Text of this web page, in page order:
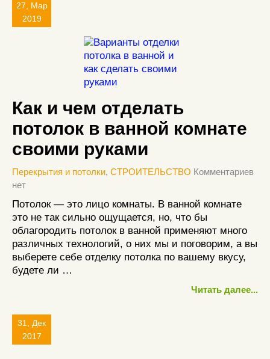
27, Мар
2019
Как и чем отделать
потолок в ванной комнате
своими руками
Перекрытия и потолки, СТРОИТЕЛЬСТВО Комментариев
нет
Потолок — это лицо комнаты. В ванной комнате
это не так сильно ощущается, но, что бы
облагородить потолок в ванной применяют много
различных технологий, о них мы и поговорим, а вы
выберете себе отделку потолка по вашему вкусу,
будете ли …
Читать далее...
31, Дек
2017